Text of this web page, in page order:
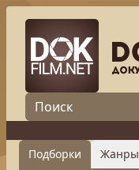
Подборки Жанры